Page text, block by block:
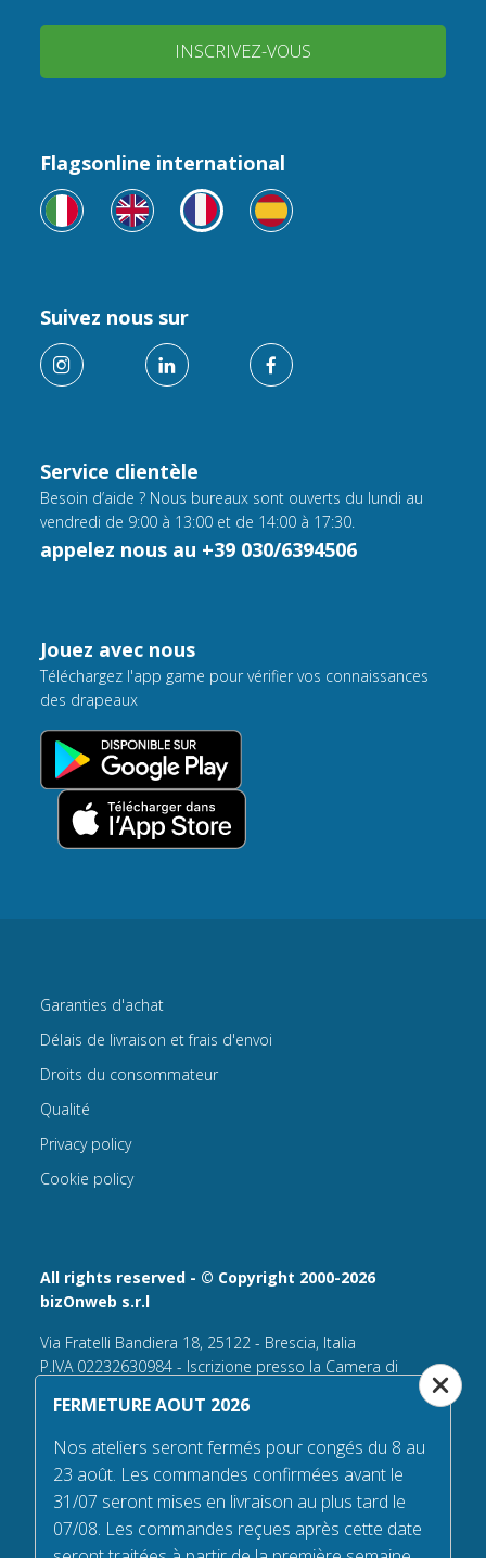
INSCRIVEZ-VOUS
Service clientèle
Besoin d’aide ? Nous bureaux sont ouverts du lundi au
vendredi de 9:00 à 13:00 et de 14:00 à 17:30.
appelez nous au +39 030/6394506
Flagsonline international
Suivez nous sur
Jouez avec nous
Téléchargez l'app game pour vérifier vos connaissances
des drapeaux
All rights reserved - © Copyright 2000-2026
bizOnweb s.r.l
Via Fratelli Bandiera 18, 25122 - Brescia, Italia
P.IVA 02232630984 - Iscrizione presso la Camera di
n° REA 432569 Capitale sociale versato Euro 25.000,00.
Tel +39.030 6394506
Email:info@flagsonline.fr
PEC bizonweb@mailcertiﬁcatapec.it
Garanties d'achat
Délais de livraison et frais d'envoi
Droits du consommateur
Qualité
Privacy policy
Cookie policy
FERMETURE AOUT 2026
Nos ateliers seront fermés pour congés du 8 au
23 août. Les commandes confirmées avant le
31/07 seront mises en livraison au plus tard le
07/08. Les commandes reçues après cette date